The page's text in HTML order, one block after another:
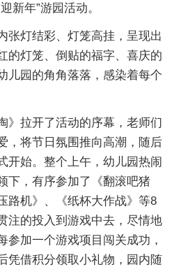
新年”游园活动。
张灯结彩、灯笼高挂，呈现出
的灯笼、倒贴的福字、喜庆的
儿园的角角落落，感染着每个
》拉开了活动的序幕，老师们
，将节日氛围推向高潮，随后
开始。整个上午，幼儿园热闹
下，有序参加了《翻滚吧猪
路机》、《纸杯大作战》等8
注的投入到游戏中去，尽情地
参加一个游戏项目闯关成功，
凭借积分领取小礼物，园内随